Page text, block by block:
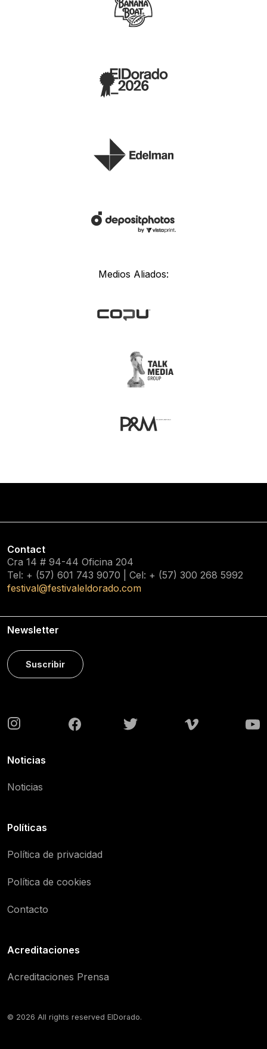
Medios Aliados:
Contact
Cra 14 # 94-44 Oficina 204
Tel: + (57) 601 743 9070 | Cel: + (57) 300 268 5992
festival@festivaleldorado.com
Newsletter
Suscribir
Noticias
Noticias
Políticas
Política de privacidad
Política de cookies
Contacto
Acreditaciones
Acreditaciones Prensa
© 2026 All rights reserved ElDorado.